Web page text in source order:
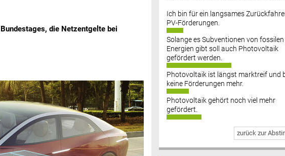
Datenschutz FAQs
die Netzentgelte bei
Ich bin für ein langsames
PV-Förderungen.
Solange es Subventionen von fossilen
Energien gibt soll auch Photovoltaik
gefördert werden.
Photovoltaik ist längst marktreif und
keine Förderungen mehr.
Photovoltaik gehört noch viel mehr
gefördert.
zurück zur